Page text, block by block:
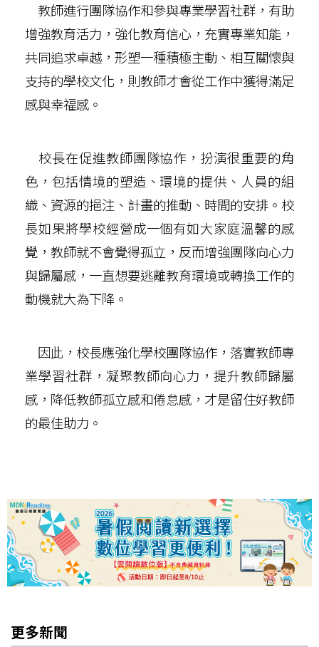
教師進行團隊協作和參與專業學習社群，有助
增強教育活力，強化教育信心，充實專業知能，
共同追求卓越，形塑一種積極主動、相互關懷與
支持的學校文化，則教師才會從工作中獲得滿足
感與幸福感。
校長在促進教師團隊協作，扮演很重要的角
色，包括情境的塑造、環境的提供、人員的組
織、資源的挹注、計畫的推動、時間的安排。校
長如果將學校經營成一個有如大家庭溫馨的感
覺，教師就不會覺得孤立，反而增強團隊向心力
與歸屬感，一直想要逃離教育環境或轉換工作的
動機就大為下降。
因此，校長應強化學校團隊協作，落實教師專
業學習社群，凝聚教師向心力，提升教師歸屬
感，降低教師孤立感和倦怠感，才是留住好教師
的最佳助力。
更多新聞